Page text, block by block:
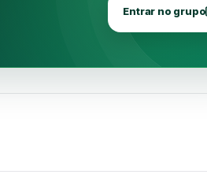
Entrar no grupo